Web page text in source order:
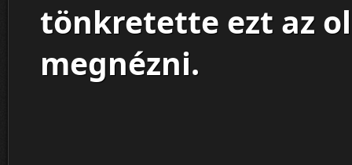
tönkretette ezt az
megnézni.